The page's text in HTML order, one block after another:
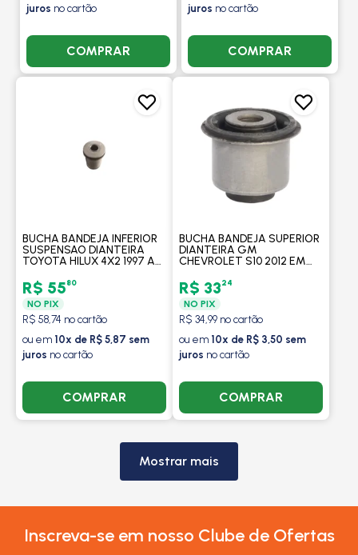
juros no cartão
COMPRAR
juros no cartão
COMPRAR
BUCHA BANDEJA INFERIOR
SUSPENSAO DIANTEIRA
TOYOTA HILUX 4X2 1997 A
R$ 5580
NO PIX
R$ 58,74 no cartão
ou em 10x de R$ 5,87 sem
juros no cartão
COMPRAR
BUCHA BANDEJA SUPERIOR
DIANTEIRA GM
CHEVROLET S10 2012 EM
MOBENSANI
R$ 3324
NO PIX
R$ 34,99 no cartão
ou em 10x de R$ 3,50 sem
juros no cartão
COMPRAR
Mostrar mais
Inscreva-se em nosso Clube de Ofertas